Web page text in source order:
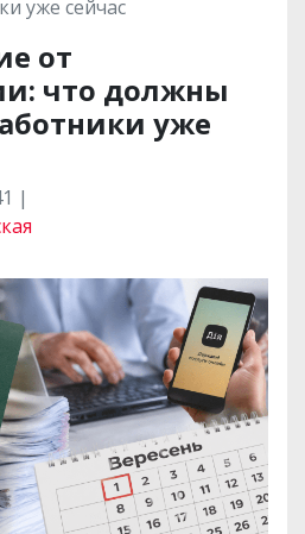
уже сейчас
от
что должны
уже
|